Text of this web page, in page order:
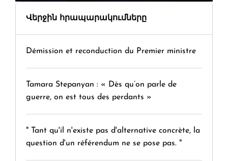
Վերջին հրապարակումները
Démission et reconduction du Premier ministre
Tamara Stepanyan : « Dès qu’on parle de
guerre, on est tous des perdants »
" Tant qu'il n'existe pas d'alternative concrète, la
question d'un référendum ne se pose pas. "